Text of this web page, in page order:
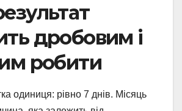
дробовим і
робити
одиниця: рівно 7 днів. Місяць